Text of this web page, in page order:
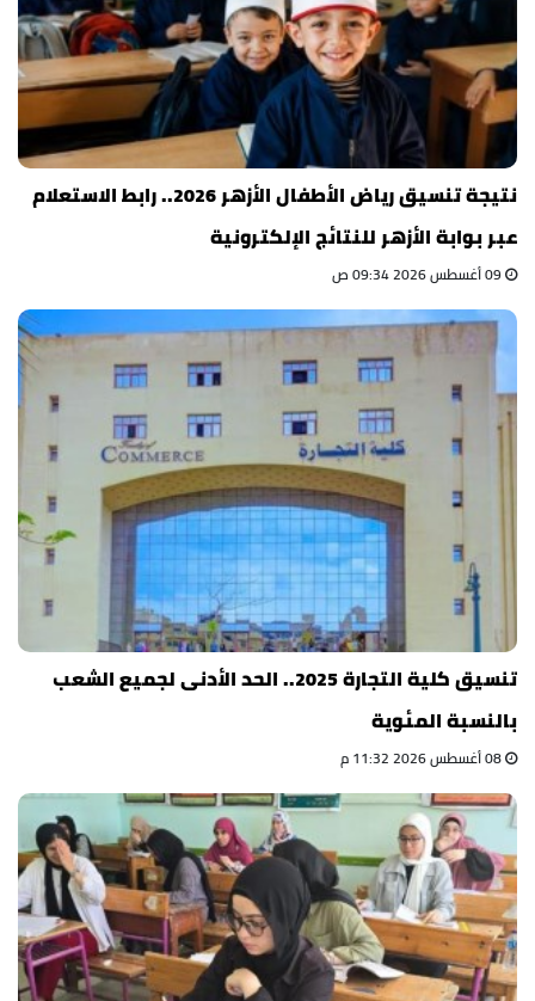
نتيجة تنسيق رياض الأطفال الأزهر 2026.. رابط الاستعلام
عبر بوابة الأزهر للنتائج الإلكترونية
تنسيق كلية التجارة 2025.. الحد الأدنى لجميع الشعب
بالنسبة المئوية